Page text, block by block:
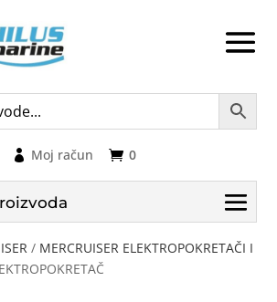
0
Moj račun
/ MERCRUISER ELEKTROPOKRETAČI I